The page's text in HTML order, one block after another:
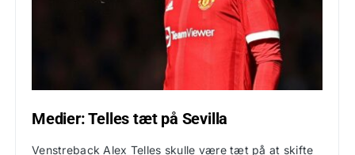
Medier: Telles tæt på Sevilla
Venstreback Alex Telles skulle være tæt på at skifte